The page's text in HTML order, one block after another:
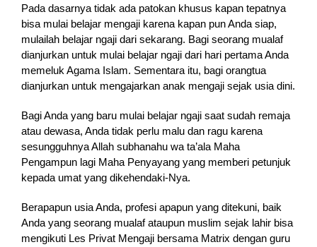
Pada dasarnya tidak ada patokan khusus kapan tepatnya
bisa mulai belajar mengaji karena kapan pun Anda siap,
mulailah belajar ngaji dari sekarang. Bagi seorang mualaf
dianjurkan untuk mulai belajar ngaji dari hari pertama Anda
memeluk Agama Islam. Sementara itu, bagi orangtua
dianjurkan untuk mengajarkan anak mengaji sejak usia dini.
Bagi Anda yang baru mulai belajar ngaji saat sudah remaja
atau dewasa, Anda tidak perlu malu dan ragu karena
sesungguhnya Allah subhanahu wa ta’ala Maha
Pengampun lagi Maha Penyayang yang memberi petunjuk
kepada umat yang dikehendaki-Nya.
Berapapun usia Anda, profesi apapun yang ditekuni, baik
Anda yang seorang mualaf ataupun muslim sejak lahir bisa
mengikuti Les Privat Mengaji bersama Matrix dengan guru